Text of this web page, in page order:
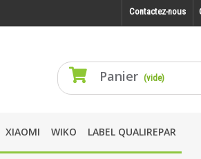
Contactez-nous
Panier (vide)
XIAOMI WIKO LABEL QUALIREPAR